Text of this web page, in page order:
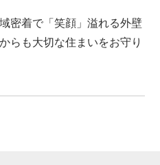
密着で「笑顔」溢れる外壁
らも大切な住まいをお守り